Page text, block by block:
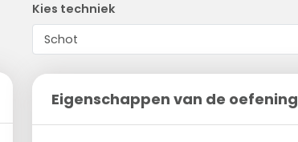
Kies techniek
Eigenschappen van de oefening